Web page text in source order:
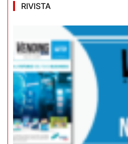
RIVISTA